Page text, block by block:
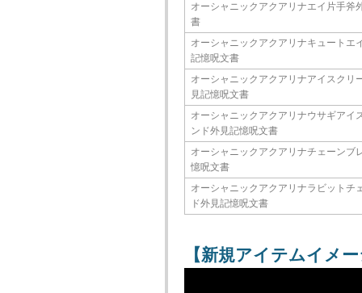
オーシャニックアクアリナエイ片手斧
書
オーシャニックアクアリナキュートエ
記憶呪文書
オーシャニックアクアリナアイスクリ
見記憶呪文書
オーシャニックアクアリナウサギアイ
ンド外見記憶呪文書
オーシャニックアクアリナチェーンブ
憶呪文書
オーシャニックアクアリナラビットチ
ド外見記憶呪文書
【新規アイテムイメ